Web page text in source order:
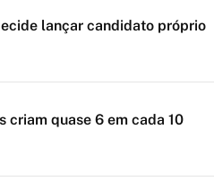
lançar candidato próprio
criam quase 6 em cada 10